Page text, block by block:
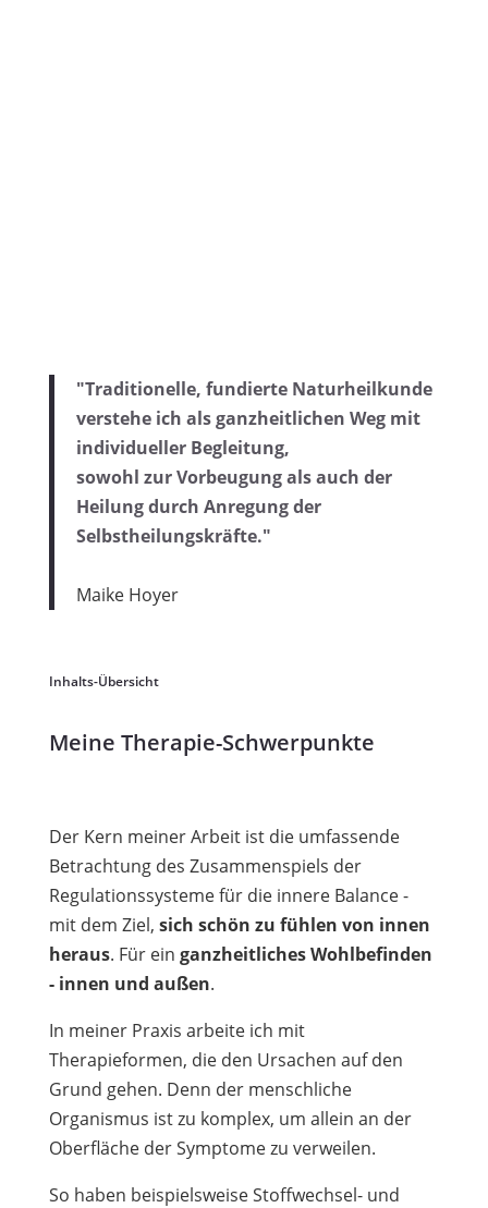
"Traditionelle, fundierte Naturheilkunde
verstehe ich als ganzheitlichen Weg mit
individueller Begleitung,
sowohl zur Vorbeugung als auch der
Heilung durch Anregung der
Selbstheilungskräfte."
Maike Hoyer
Inhalts-Übersicht
Meine Therapie-Schwerpunkte
Der Kern meiner Arbeit ist die umfassende
Betrachtung des Zusammenspiels der
Regulationssysteme für die innere Balance -
mit dem Ziel, sich schön zu fühlen von innen
heraus. Für ein ganzheitliches Wohlbefinden
- innen und außen.
In meiner Praxis arbeite ich mit
Therapieformen, die den Ursachen auf den
Grund gehen. Denn der menschliche
Organismus ist zu komplex, um allein an der
Oberfläche der Symptome zu verweilen.
So haben beispielsweise Stoffwechsel- und